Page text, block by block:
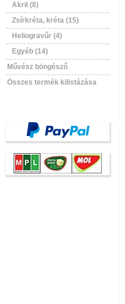
Akril (8)
Zsírkréta, kréta (15)
Heliogravűr (4)
Egyéb (14)
Művész böngésző
Összes termék kilistázása